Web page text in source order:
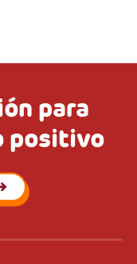
para
positivo